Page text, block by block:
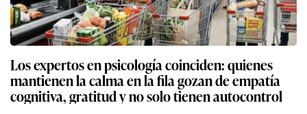
Los expertos en psicología coinciden: quienes
mantienen la calma en la fila gozan de empatía
cognitiva, gratitud y no solo tienen autocontrol